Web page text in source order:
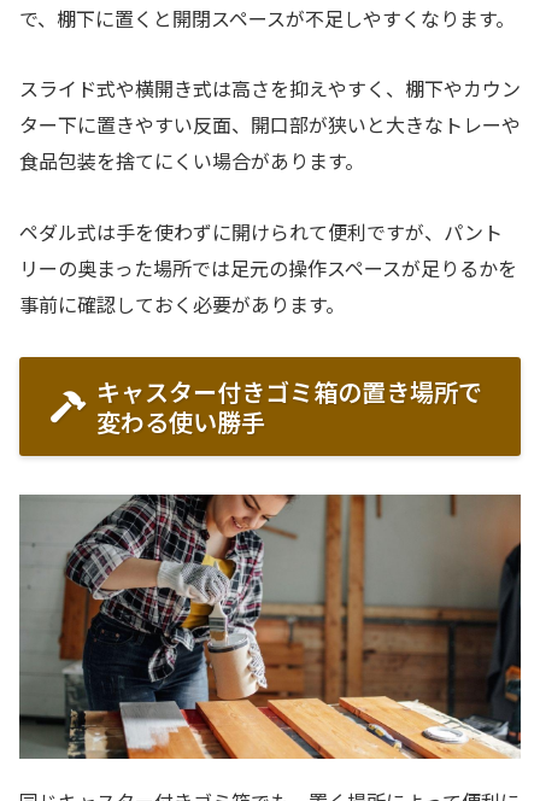
で、棚下に置くと開閉スペースが不足しやすくなります。
スライド式や横開き式は高さを抑えやすく、棚下やカウン
ター下に置きやすい反面、開口部が狭いと大きなトレーや
食品包装を捨てにくい場合があります。
ペダル式は手を使わずに開けられて便利ですが、パント
リーの奥まった場所では足元の操作スペースが足りるかを
事前に確認しておく必要があります。
キャスター付きゴミ箱の置き場所で
変わる使い勝手